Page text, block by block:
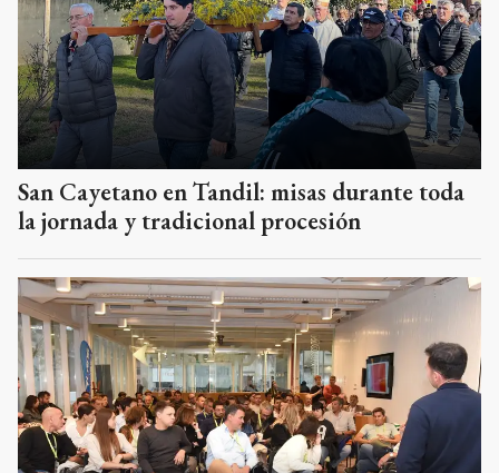
San Cayetano en Tandil: misas durante toda
la jornada y tradicional procesión